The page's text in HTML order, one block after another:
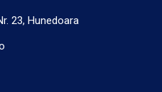
23, Hunedoara